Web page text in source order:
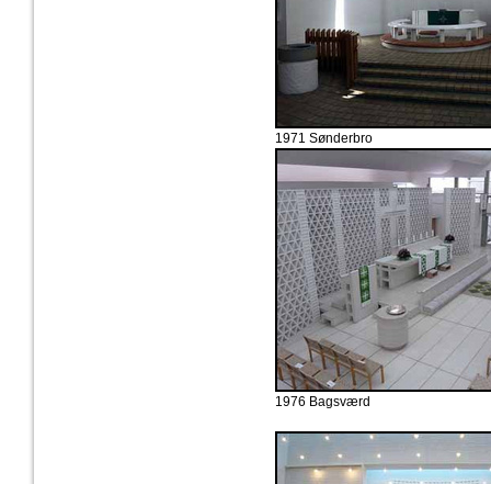
1971 Sønderbro
1976 Bagsværd